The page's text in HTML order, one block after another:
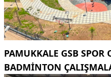
PAMUKKALE GSB SPOR
BADMINTON